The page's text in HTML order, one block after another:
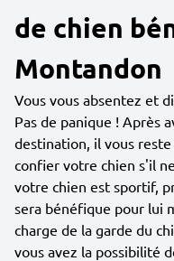
de chien
Montandon
Vous vous absentez et
Pas de panique ! Après
destination, il vous
confier votre chien s'il
votre chien est sportif,
sera bénéfique pour lui
charge de la garde du
vous avez la possibilité